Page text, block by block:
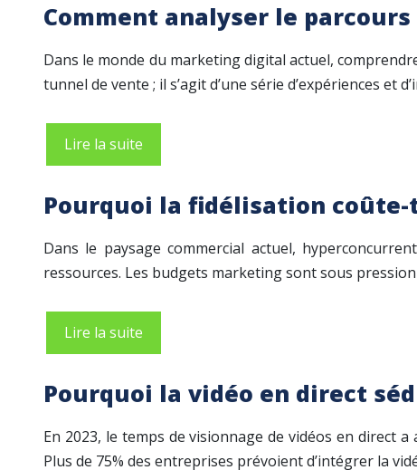
Comment analyser le
Dans le monde du marketing digital actuel,
tunnel de vente ; il s’agit d’une série d’expériences et
Lire la suite
Pourquoi la fidélisation
Dans le paysage commercial actuel,
ressources. Les budgets marketing sont sous
Lire la suite
Pourquoi la vidéo en direct
En 2023, le temps de visionnage de vidéos en direct
Plus de 75% des entreprises prévoient d’intégrer la